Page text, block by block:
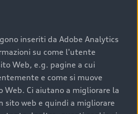
oltre al prezzo e all'aspetto,
valore contenuto corrisponde a
del veicolo e a una maggiore
una documentazione
certifica una manutenzione
inseriti da Adobe Analytics
su come l'utente
Web, e.g. pagine a cui
e come si muove
Ci aiutano a migliorare la
sito web e quindi a migliorare